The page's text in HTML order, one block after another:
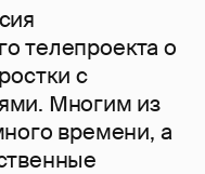
телепроекта о
с
Многим из
времени, а